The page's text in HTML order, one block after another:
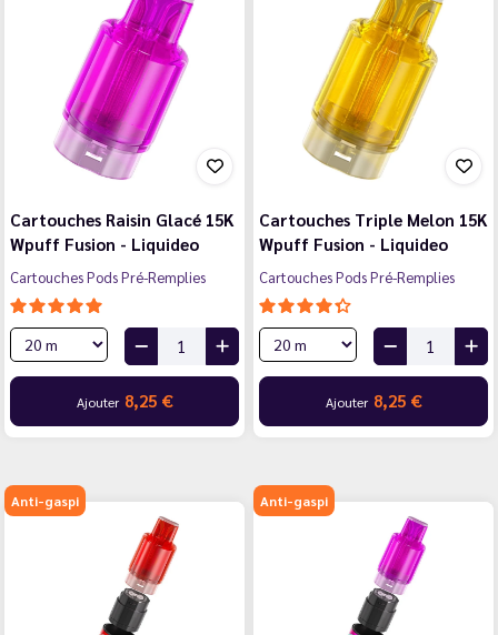
Cartouches Raisin Glacé 15K
Wpuff Fusion - Liquideo
Cartouches Pods Pré-Remplies
Ajouter 8,25 €
Cartouches Triple Melon 15K
Wpuff Fusion - Liquideo
Cartouches Pods Pré-Remplies
Ajouter 8,25 €
Anti-gaspi Anti-gaspi